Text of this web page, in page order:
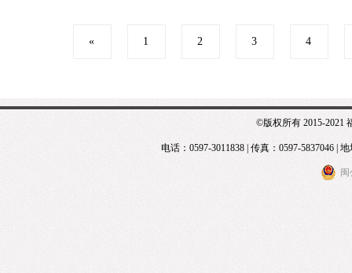
« 1 2 3 4
©版权所有 2015-2021
电话：0597-3011838 | 传真：0597-5837046 |
闽